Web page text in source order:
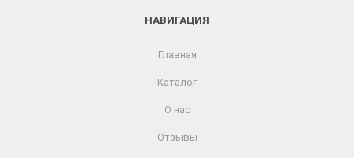
НАВИГАЦИЯ
Главная
Каталог
О нас
Отзывы